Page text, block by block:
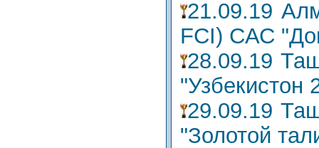
21.09.19
FCI) CАС
28.09.19
"Узбекистон
29.09.19
"Золотой